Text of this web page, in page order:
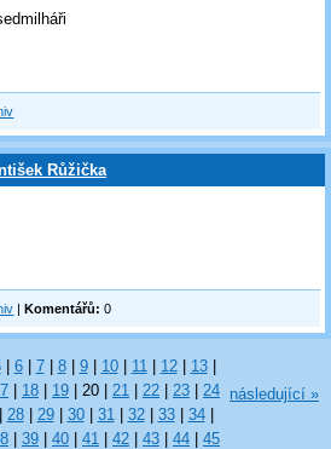
Růžička
|Komentářů: 0
6 7 8 9 10 11 12 13
18 19 20 21 22 23
24
28 29 30 31 32 33 34
39 40 41 42 43 44
45
následující »